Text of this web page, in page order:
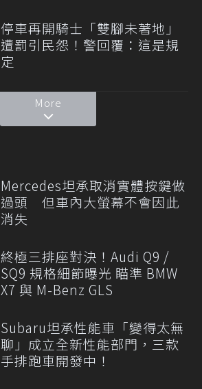
停車再開騎士「雙腳未著地」
遭罰引民怨！警回覆：這是規
定
More
Mercedes坦承取消實體按鍵做
過頭 但車內大螢幕不會因此
消失
終極三排座對決！Audi Q9 /
SQ9 規格細節曝光 瞄準 BMW
X7 與 M-Benz GLS
Subaru坦承性能車「變得太無
聊」成立全新性能部門，三款
手排跑車開發中！